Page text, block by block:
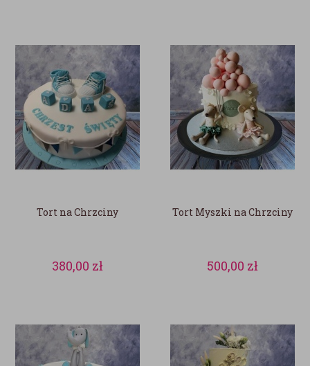
Tort na Chrzciny
380,00 zł
Tort Myszki na Chrzciny
500,00 zł